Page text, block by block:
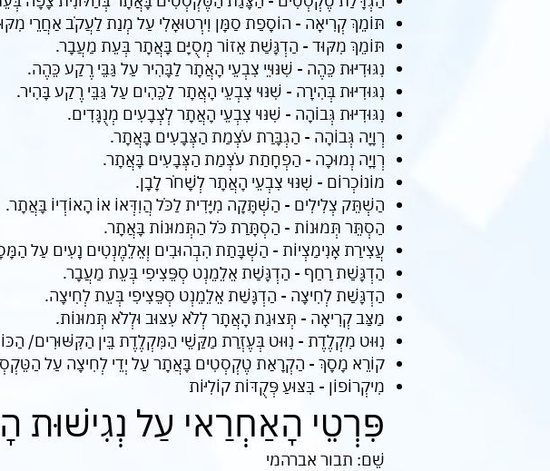
תּוֹמֵךְ קְרִיאָה - הוֹסָפַת סַמָּן וִירְטוּאָלִי עַל מְנַת לַעֲקֹב אַחֲרֵי
תּוֹמֵךְ מִקּוּד - הַדְגָּשַׁת אֵזוֹר מְסֻיָּם בָּאֲתָר בְּעֵת מַעֲבָר.
נִגּוּדִיּוּת כֵּהֶה - שִׁנּוּיֵי צִבְעֵי הָאֲתָר לַבָּהִיר עַל גַּבֵּי רֶקַע כֵּהֶה.
נִגּוּדִיּוּת בְּהִירָה - שִׁנּוּי צִבְעֵי הָאֲתָר לַכֵּהִים עַל גַּבֵּי רֶקַע בָּהִיר.
נִגּוּדִיּוּת גְּבוֹהָה - שִׁנּוּי צִבְעֵי הָאֲתָר לְצְבָעִים מְנֻגָּדִים.
רְוָיָה גְּבוֹהָה - הַגְבָּרַת עֹצְמַת הַצְּבָעִים בָּאֲתָר.
רְוָיָה נְמוּכָה - הַפְחָתַת עֹצְמַת הַצְּבָעִים בָּאֲתָר.
מוֹנוֹכְרוֹם - שִׁנּוּי צִבְעֵי הָאֲתָר לְשָׁחֹר לָבָן.
הַשְׁתֵּק צְלִילִים - הַשְׁתָּקָה מִיָּדִית לַכֹּל הֲוִדְּאוֹ אוֹ הָאוֹדְיוֹ בָּאֲתָר.
הַסְתֵּר תְּמוּנוֹת - הַסְתָּרַת כֹּל הַתְּמוּנוֹת בָּאֲתָר.
עֲצִירַת אָנִימַצְיוֹת - הַשְׁבָּתַת הִבְהוּבִים וְאֵלֵמֶנְטִים נָעִים עַל
הַדְגָּשַׁת רַחַף - הַדְגָּשַׁת אֵלֵמֵנְט סְפֵּצִיפִי בְּעֵת מַעֲבָר.
הַדְגָּשַׁת לְחִיצָה - הַדְגָּשַׁת אֵלֵמֵנְט סְפֵּצִיפִי בְּעֵת לְחִיצָה.
מַצַּב קְרִיאָה - תְּצוּגַת הָאֲתָר לְלֹא עִצּוּב וּלְלֹא תְּמוּנוֹת.
נִוּוּט מִקְלֶדֶת - נִוּוּט בְּעֶזְרַת מַקַּשֵׁי הַמִּקְלֶדֶת בֵּין הַקִּשּׁוּרִים/
קוֹרֵא מָסָךְ - הַקְרָאַת טֶקְסְטִים בָּאֲתָר עַל יְדֵי לְחִיצָה עַל
מִיקְרוֹפוֹן - בִּצּוּעַ פְּקֻדּוֹת קוֹלִיּוֹת
פִּרְטֵי הָאַחְרַאי עַל נְגִישׁוּת
שֵׁם: תבור אברהמי